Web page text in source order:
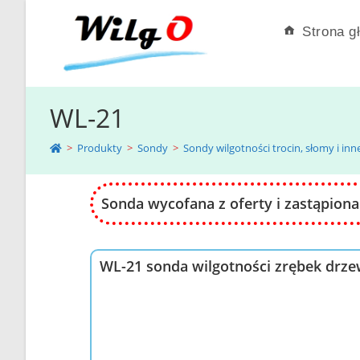
Strona
WL-21
> Produkty > Sondy > Sondy wilgotności trocin, słomy i
Sonda wycofana z oferty i
WL-21 sonda wilgotności zrębek